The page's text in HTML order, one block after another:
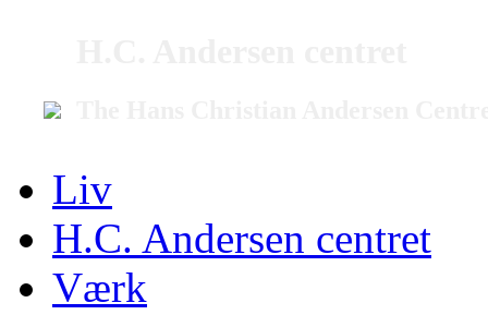
Liv
H.C. Andersen centret
Værk